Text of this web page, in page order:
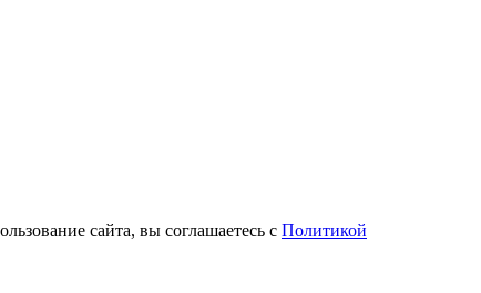
сайта, вы соглашаетесь с Политикой